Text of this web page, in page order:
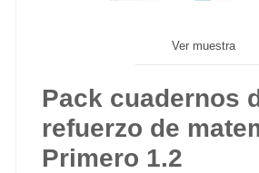
Ver muestra
Pack cuadernos
refuerzo de
Primero 1.2